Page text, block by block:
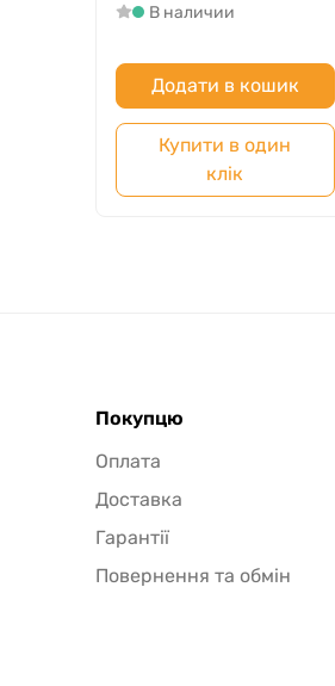
В наличии
Додати в кошик
Купити в один
клік
Покупцю
Оплата
Доставка
Гарантії
Повернення та обмін